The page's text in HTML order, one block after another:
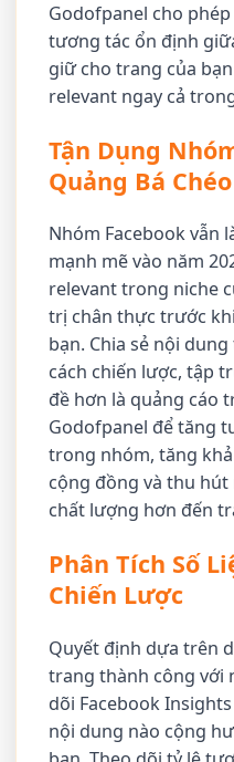
Godofpanel cho
tương tác ổn định
giữ cho trang của
relevant ngay cả
Tận Dụng
Quảng Bá Chéo
Nhóm Facebook vẫn
mạnh mẽ vào năm
relevant trong niche
trị chân thực trước
bạn. Chia sẻ nội
cách chiến lược, tập
đề hơn là quảng cáo
Godofpanel để tăng
trong nhóm, tăng
cộng đồng và thu
chất lượng hơn đến
Phân Tích Số
Chiến Lược
Quyết định dựa trên
trang thành công với
dõi Facebook
nội dung nào cộng